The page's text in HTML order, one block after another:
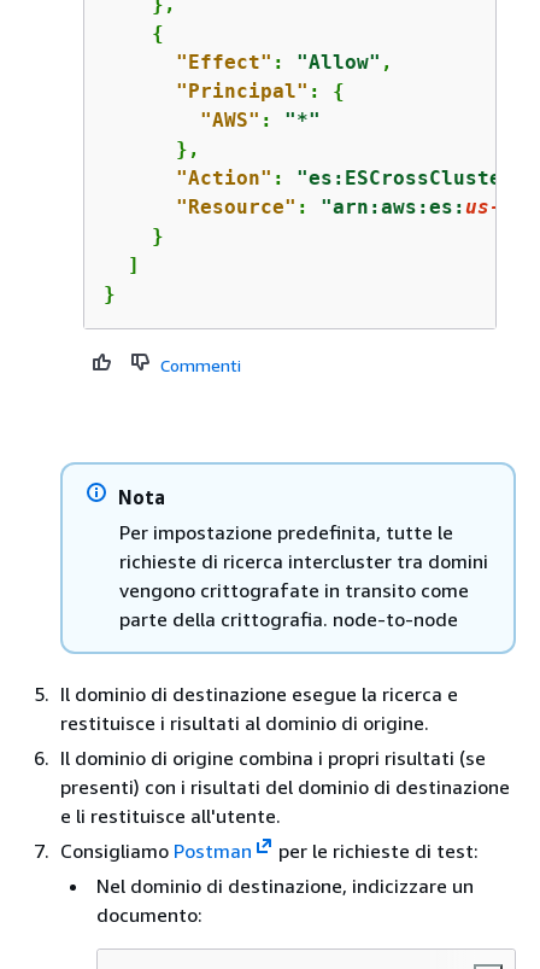
    },
{
"Effect" : "Allow" ,
"Principal" : {
"AWS" : "*"
      },
"Action" :
"Resource" : "arn:aws:es:us-
    }
  ]
}
Commenti
Nota
Per impostazione predefinita, tutte le
richieste di ricerca intercluster tra domini
vengono crittografate in transito come
parte della crittografia. node-to-node
Il dominio di destinazione esegue la ricerca e
restituisce i risultati al dominio di origine.
Il dominio di origine combina i propri risultati (se
presenti) con i risultati del dominio di destinazione
e li restituisce all'utente.
Consigliamo Postman
per le richieste di test:
Nel dominio di destinazione, indicizzare un
documento: